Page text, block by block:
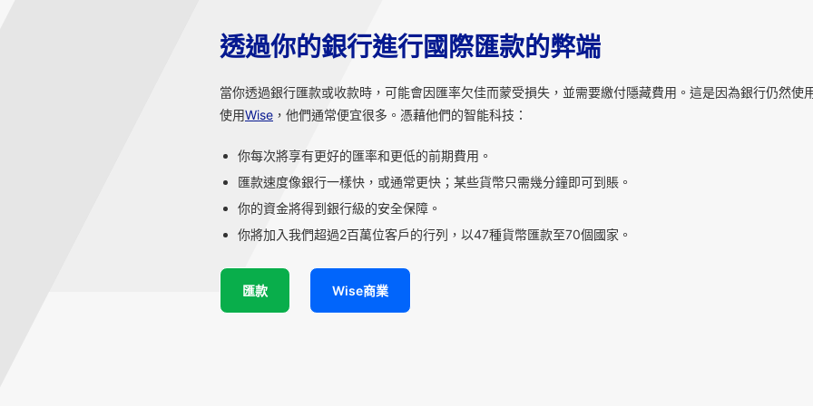
透過你的銀行進行國際匯款的弊端
當你透過銀行匯款或收款時，可能會因匯率欠佳而蒙受損失，並需要繳付隱藏費用。這是因為銀行仍然使
使用Wise ，他們通常便宜很多。憑藉他們的智能科技：
你每次將享有更好的匯率和更低的前期費用。
匯款速度像銀行一樣快，或通常更快；某些貨幣只需幾分鐘即可到賬。
你的資金將得到銀行級的安全保障。
你將加入我們超過2百萬位客戶的行列，以47種貨幣匯款至70個國家。
匯款 Wise商業